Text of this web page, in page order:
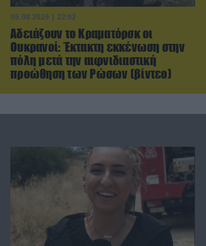
05.08.2026 | 22:02
Αδειάζουν το Κραματόρσκ οι
Ουκρανοί: Έκτακτη εκκένωση στην
πόλη μετά την αιφνιδιαστική
προώθηση των Ρώσων (βίντεο)